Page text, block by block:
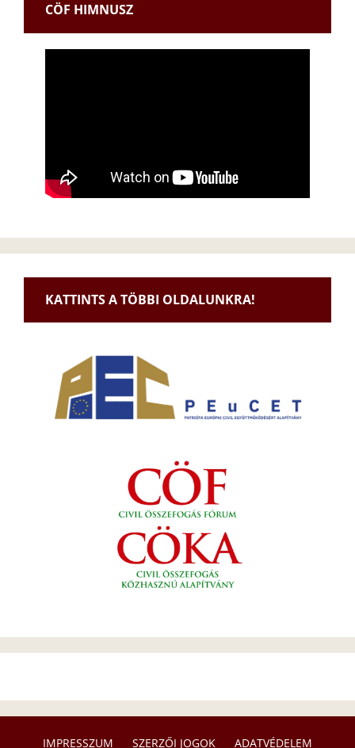
CÖF HIMNUSZ
KATTINTS A TÖBBI OLDALUNKRA!
IMPRESSZUM SZERZŐI JOGOK ADATVÉDELEM